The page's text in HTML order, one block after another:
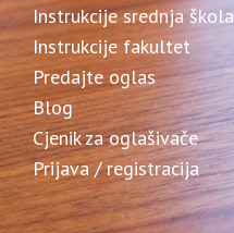
Instrukcije srednja škola
Instrukcije fakultet
Predajte oglas
Blog
Cjenik za oglašivače
Prijava / registracija